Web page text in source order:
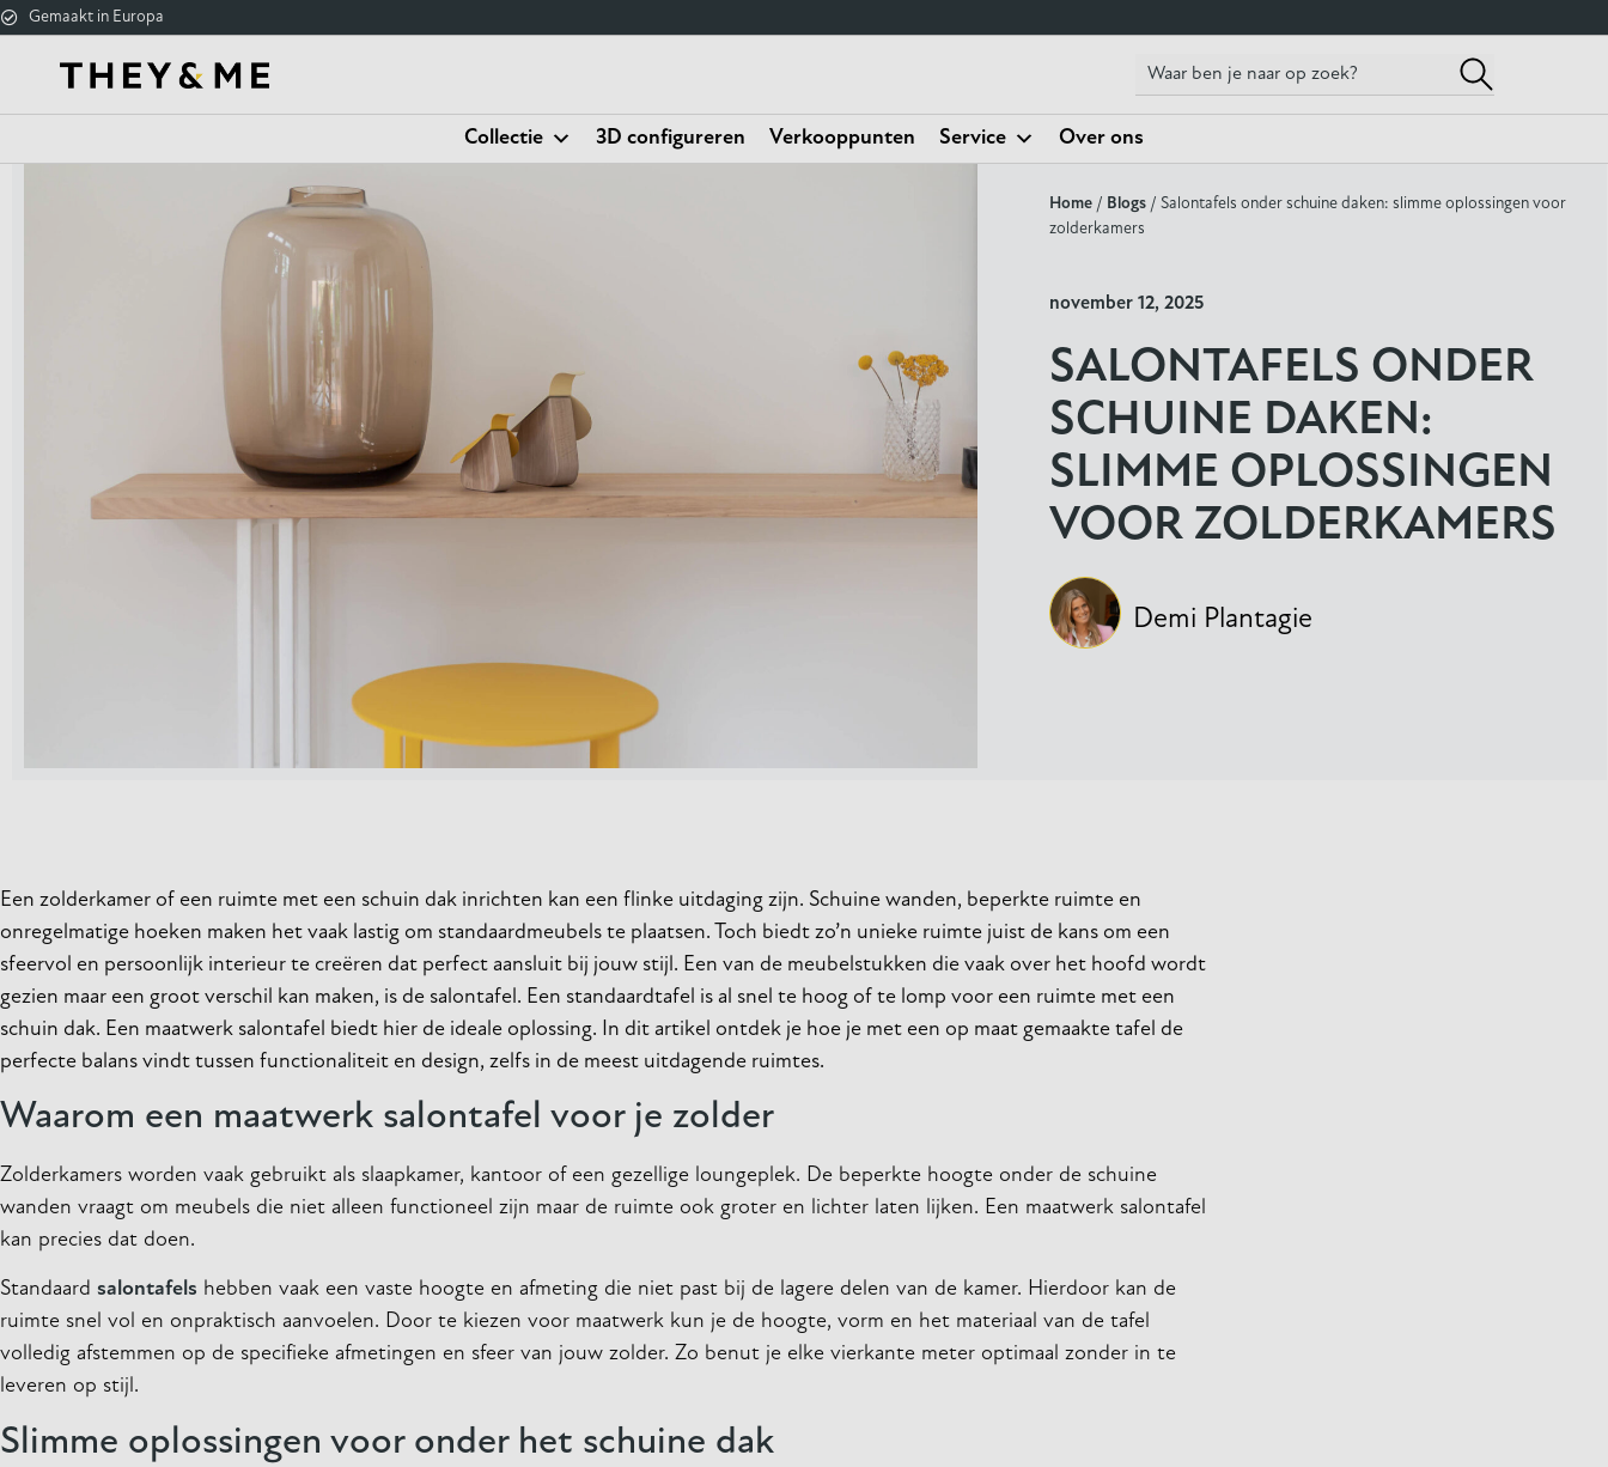
Gemaakt in Europa
Collectie 3D configureren Verkooppunten Service Over ons
Home / Blogs / Salontafels onder schuine daken: slimme oplossingen voor
zolderkamers
november 12, 2025
SALONTAFELS ONDER
SCHUINE DAKEN:
SLIMME OPLOSSINGEN
VOOR ZOLDERKAMERS
Demi Plantagie
Een zolderkamer of een ruimte met een schuin dak inrichten kan een flinke uitdaging zijn. Schuine wanden, beperkte ruimte en
onregelmatige hoeken maken het vaak lastig om standaardmeubels te plaatsen. Toch biedt zo’n unieke ruimte juist de kans om een
sfeervol en persoonlijk interieur te creëren dat perfect aansluit bij jouw stijl. Een van de meubelstukken die vaak over het hoofd wordt
gezien maar een groot verschil kan maken, is de salontafel. Een standaardtafel is al snel te hoog of te lomp voor een ruimte met een
schuin dak. Een maatwerk salontafel biedt hier de ideale oplossing. In dit artikel ontdek je hoe je met een op maat gemaakte tafel de
perfecte balans vindt tussen functionaliteit en design, zelfs in de meest uitdagende ruimtes.
Waarom een maatwerk salontafel voor je zolder
Zolderkamers worden vaak gebruikt als slaapkamer, kantoor of een gezellige loungeplek. De beperkte hoogte onder de schuine
wanden vraagt om meubels die niet alleen functioneel zijn maar de ruimte ook groter en lichter laten lijken. Een maatwerk salontafel
kan precies dat doen.
Standaard salontafels hebben vaak een vaste hoogte en afmeting die niet past bij de lagere delen van de kamer. Hierdoor kan de
ruimte snel vol en onpraktisch aanvoelen. Door te kiezen voor maatwerk kun je de hoogte, vorm en het materiaal van de tafel
volledig afstemmen op de specifieke afmetingen en sfeer van jouw zolder. Zo benut je elke vierkante meter optimaal zonder in te
leveren op stijl.
Slimme oplossingen voor onder het schuine dak